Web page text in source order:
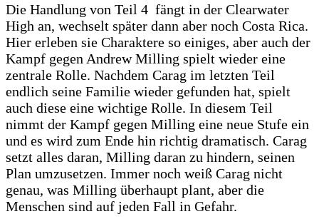
Die Handlung von Teil 4 fängt in der Clearwater
High an, wechselt später dann aber noch Costa Rica.
Hier erleben sie Charaktere so einiges, aber auch der
Kampf gegen Andrew Milling spielt wieder eine
zentrale Rolle. Nachdem Carag im letzten Teil
endlich seine Familie wieder gefunden hat, spielt
auch diese eine wichtige Rolle. In diesem Teil
nimmt der Kampf gegen Milling eine neue Stufe ein
und es wird zum Ende hin richtig dramatisch. Carag
setzt alles daran, Milling daran zu hindern, seinen
Plan umzusetzen. Immer noch weiß Carag nicht
genau, was Milling überhaupt plant, aber die
Menschen sind auf jeden Fall in Gefahr.